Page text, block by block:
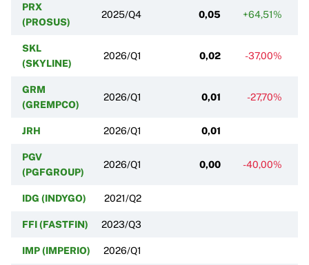
PRX
(PROSUS)
2025/Q4 0,05 +64,51%
SKL
(SKYLINE)
2026/Q1 0,02 -37,00%
GRM
(GREMPCO)
2026/Q1 0,01 -27,70%
JRH 2026/Q1 0,01
PGV
(PGFGROUP)
2026/Q1 0,00 -40,00%
IDG (INDYGO) 2021/Q2
FFI (FASTFIN) 2023/Q3
IMP (IMPERIO) 2026/Q1